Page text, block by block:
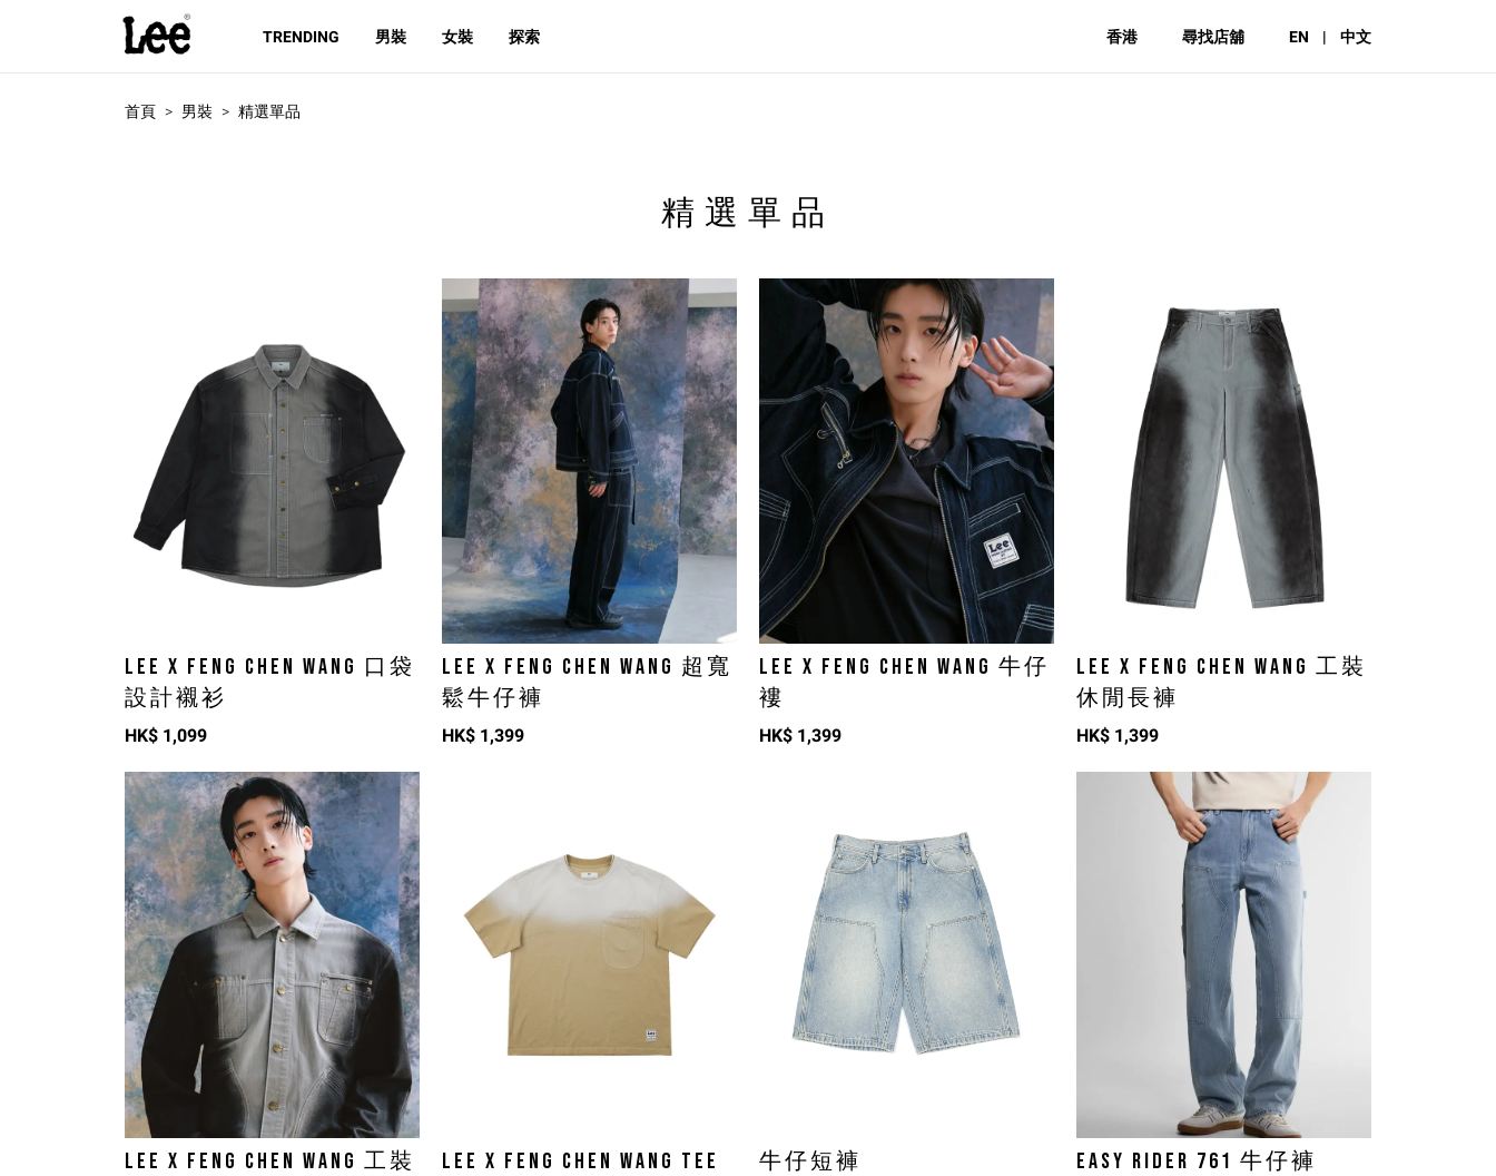
TRENDING 男裝 女裝 探索 香港 尋找店舖 EN | 中文
首頁 男裝 精選單品
精選單品
LEE X FENG CHEN WANG 口袋
設計襯衫
HK$ 1,099
LEE X FENG CHEN WANG 超寬
鬆牛仔褲
HK$ 1,399
LEE X FENG CHEN WANG 牛仔
褸
HK$ 1,399
LEE X FENG CHEN WANG 工裝
休閒長褲
HK$ 1,399
LEE X FENG CHEN WANG 工裝
LEE X FENG CHEN WANG TEE 牛仔短褲 EASY RIDER 761 牛仔褲